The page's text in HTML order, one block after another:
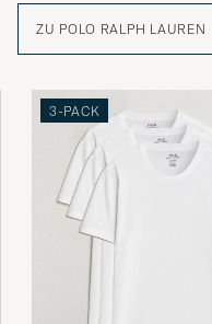
Alles Super immer
KARSTEN K
Super schnell
top Ware
KARSTEN K
ZU POLO RALPH LAUREN
3-PACK